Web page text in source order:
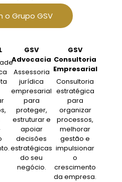
o Grupo GSV
GSV
Advocacia
Assessoria
jurídica
empresarial
para
proteger,
estruturar e
apoiar
decisões
estratégicas
do seu
negócio.
GSV
Consultoria
Empresarial
Consultoria
estratégica
para
organizar
processos,
melhorar
gestão e
impulsionar
o
crescimento
da empresa.